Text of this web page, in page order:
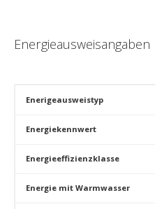
Energieausweisangaben
Enerigeausweistyp
Energiekennwert
Energieeffizienzklasse
Energie mit Warmwasser